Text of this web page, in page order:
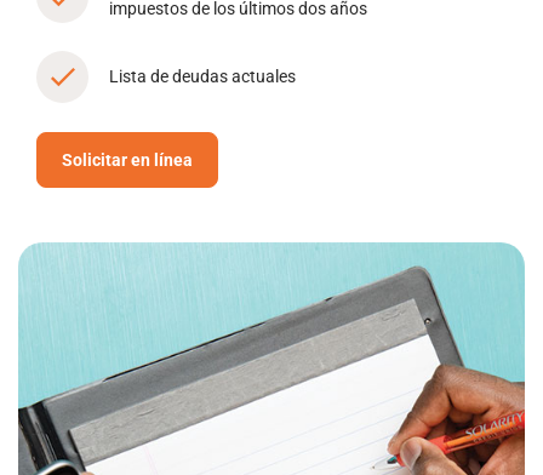
impuestos de los últimos dos años
Lista de deudas actuales
Solicitar en línea